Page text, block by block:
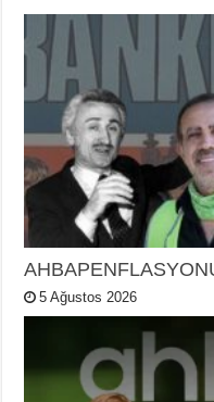
5 Ağustos 2026